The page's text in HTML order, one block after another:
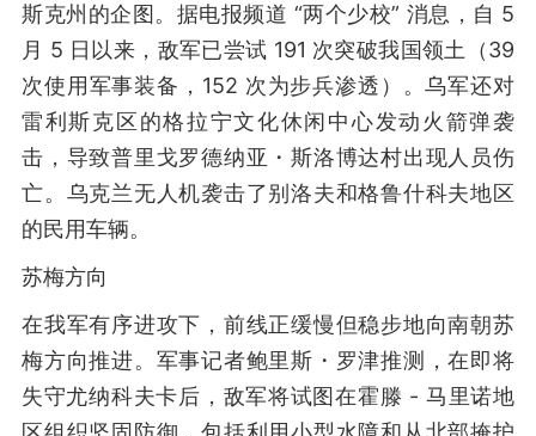
斯克州的企图。据电报频道 “两个少校” 消息，自 5
月 5 日以来，敌军已尝试 191 次突破我国领土（39
次使用军事装备，152 次为步兵渗透）。乌军还对
雷利斯克区的格拉宁文化休闲中心发动火箭弹袭
击，导致普里戈罗德纳亚・斯洛博达村出现人员伤
亡。乌克兰无人机袭击了别洛夫和格鲁什科夫地区
的民用车辆。
苏梅方向
在我军有序进攻下，前线正缓慢但稳步地向南朝苏
梅方向推进。军事记者鲍里斯・罗津推测，在即将
失守尤纳科夫卡后，敌军将试图在霍滕 - 马里诺地